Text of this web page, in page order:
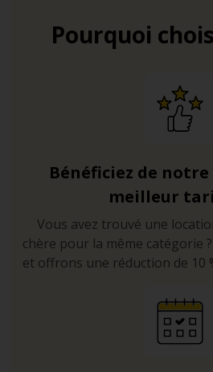
Pourquoi
Bénéficiez de
meilleur
Vous avez trouvé une
chère pour la même catégorie
et offrons une réduction de 10